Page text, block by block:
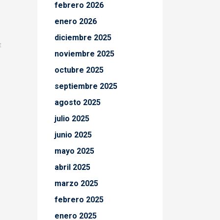
febrero 2026
enero 2026
diciembre 2025
noviembre 2025
octubre 2025
septiembre 2025
agosto 2025
julio 2025
junio 2025
mayo 2025
abril 2025
marzo 2025
febrero 2025
enero 2025